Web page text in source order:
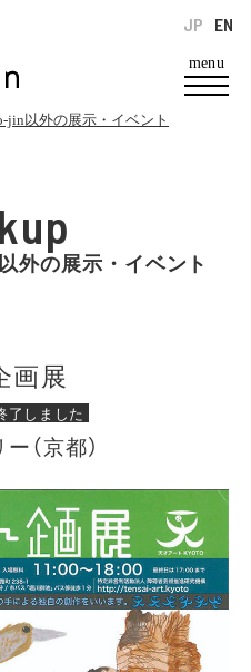
menu
EN
JP
jin以外の展示・イベント
外の展示・イベント
画展
了しました
（京都）